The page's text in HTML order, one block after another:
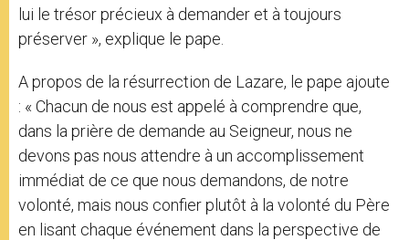
lui le trésor précieux à demander et à toujours
préserver », explique le pape.
A propos de la résurrection de Lazare, le pape ajoute
: « Chacun de nous est appelé à comprendre que,
dans la prière de demande au Seigneur, nous ne
devons pas nous attendre à un accomplissement
immédiat de ce que nous demandons, de notre
volonté, mais nous confier plutôt à la volonté du Père
en lisant chaque événement dans la perspective de